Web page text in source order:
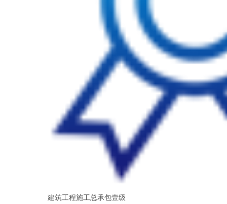
建筑工程施工总承包壹级